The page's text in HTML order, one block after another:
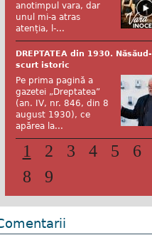
anotimpul vara, dar
unul mi-a atras
atenția, l-...
DREPTATEA din 1930. Năsăud-
scurt istoric
Pe prima pagină a
gazetei „Dreptatea”
(an. IV, nr. 846, din 8
august 1930), ce
apărea la...
1 2 3 4 5 6
8
9